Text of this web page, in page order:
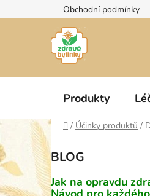
na
Obchodní podmínky
Produkty
Domů
/ Účinky produktů /
o
s
BLOG
Jak na opravdu